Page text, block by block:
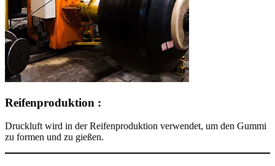
Reifenproduktion :
Druckluft wird in der Reifenproduktion verwendet, um den Gummi
zu formen und zu gießen.